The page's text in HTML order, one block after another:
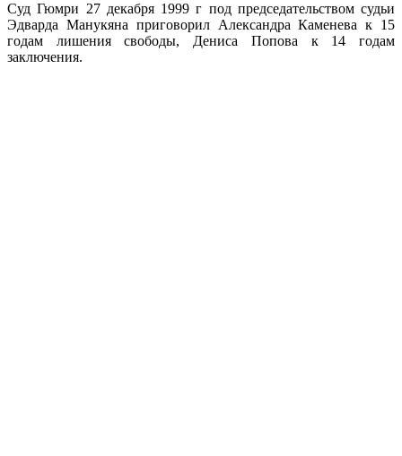
Суд Гюмри 27 декабря 1999 г под председательством судьи
Эдварда Манукяна приговорил Александра Каменева к 15
годам лишения свободы, Дениса Попова к 14 годам
заключения.